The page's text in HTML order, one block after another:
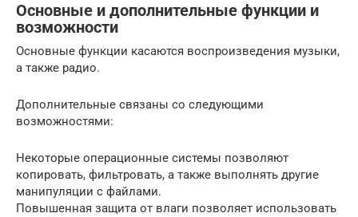
Основные и дополнительные функции и
возможности
Основные функции касаются воспроизведения музыки,
а также радио.
Дополнительные связаны со следующими
возможностями:
Некоторые операционные системы позволяют
копировать, фильтровать, а также выполнять другие
манипуляции с файлами.
Повышенная защита от влаги позволяет использовать